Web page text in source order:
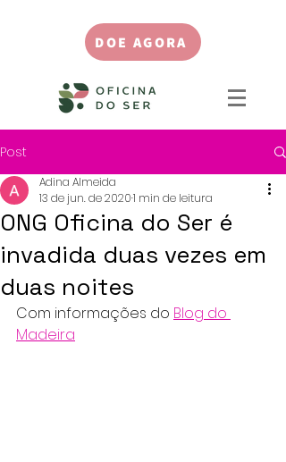
DOE AGORA
Post
ONG Oficina do Ser é
invadida duas vezes em
duas noites
Adina Almeida
13 de jun. de 20201 min de leitura
Com informações do Blog do
Madeira